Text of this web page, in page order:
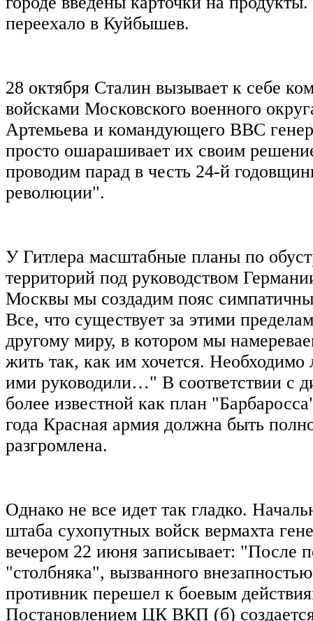
переехало в Куйбышев.
28 октября Сталин вызывает к себе
войсками Московского военного
Артемьева и командующего ВВС
просто ошарашивает их своим
проводим парад в честь 24-й
революции".
У Гитлера масштабные планы по
территорий под руководством
Москвы мы создадим пояс
Все, что существует за этими
другому миру, в котором мы
жить так, как им хочется.
ими руководили…" В соответствии с
более известной как план
года Красная армия должна быть
разгромлена.
Однако не все идет так гладко.
штаба сухопутных войск вермахта
вечером 22 июня записывает: "После
"столбняка", вызванного
противник перешел к боевым
Постановлением ЦК ВКП (б)